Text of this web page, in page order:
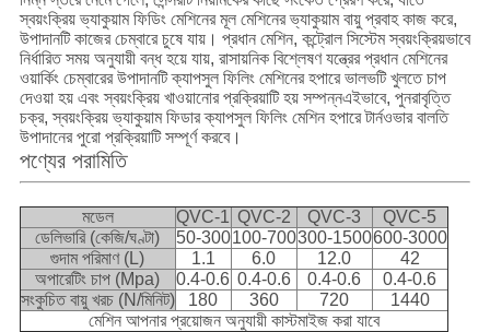
স্বয়ংক্রিয় ভ্যাকুয়াম ফিডিং মেশিনের মূল মেশিনের ভ্যাকুয়াম বায়ু প্রবাহ কাজ করে,
উপাদানটি কাজের চেম্বারে চুষে যায়। প্রধান মেশিন, কন্ট্রোল সিস্টেম স্বয়ংক্রিয়ভাবে
নির্ধারিত সময় অনুযায়ী বন্ধ হয়ে যায়, রাসায়নিক বিশ্লেষণ যন্ত্রের প্রধান মেশিনের
ওয়ার্কিং চেম্বারের উপাদানটি ক্যাপসুল ফিলিং মেশিনের হপারে ভালভটি খুলতে চাপ
দেওয়া হয় এবং স্বয়ংক্রিয় খাওয়ানোর প্রক্রিয়াটি হয় সম্পন্নএইভাবে, পুনরাবৃত্তি
চক্র, স্বয়ংক্রিয় ভ্যাকুয়াম ফিডার ক্যাপসুল ফিলিং মেশিন হপারে টার্নওভার বালতি
উপাদানের পুরো প্রক্রিয়াটি সম্পূর্ণ করবে।
পণ্যের পরামিতি
মডেল QVC-1 QVC-2 QVC-3
QVC-5
ডেলিভারি (কেজি/ঘণ্টা)
50-300100-700300-1500600-3000
গুদাম পরিমাণ (L)
1.1 6.0 12.0
42
অপারেটিং চাপ (Mpa)
0.4-0.6 0.4-0.6 0.4-0.6
0.4-0.6
সংকুচিত বায়ু খরচ (N/মিনিট)
180 360 720
1440
মেশিন আপনার প্রয়োজন অনুযায়ী কাস্টমাইজ করা যাবে